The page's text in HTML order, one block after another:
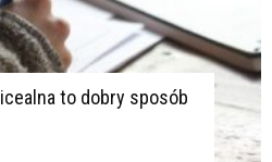
to dobry sposób